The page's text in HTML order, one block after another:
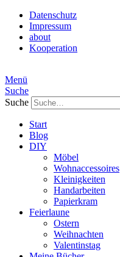
Datenschutz
Impressum
about
Kooperation
Menü
Suche
Suche
Start
Blog
DIY
Möbel
Wohnaccessoires
Kleinigkeiten
Handarbeiten
Papierkram
Feierlaune
Ostern
Weihnachten
Valentinstag